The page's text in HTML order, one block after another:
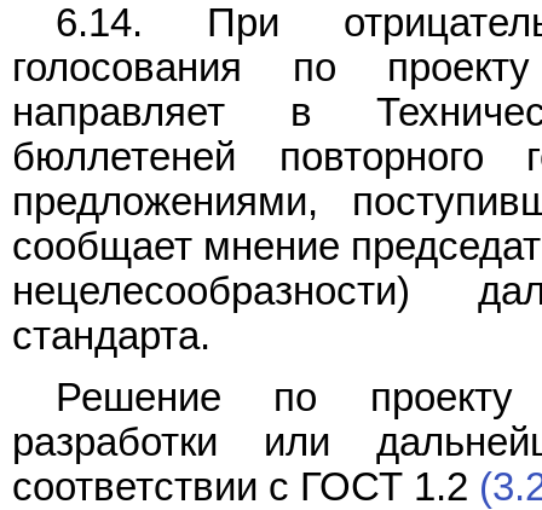
6.14. При
голосования по
направляет в
бюллетеней
предложениями,
сообщает мнение
нецелесообразности)
стандарта.
Решение по проекту
разработки или
соответствии с ГОСТ 1.2